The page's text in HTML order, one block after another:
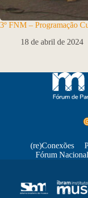
3º FNM – Programação
18 de abril de 2024
(re)Conexões
Fórum